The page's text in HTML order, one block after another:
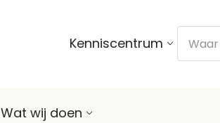
Kenniscentrum
Wat wij doen